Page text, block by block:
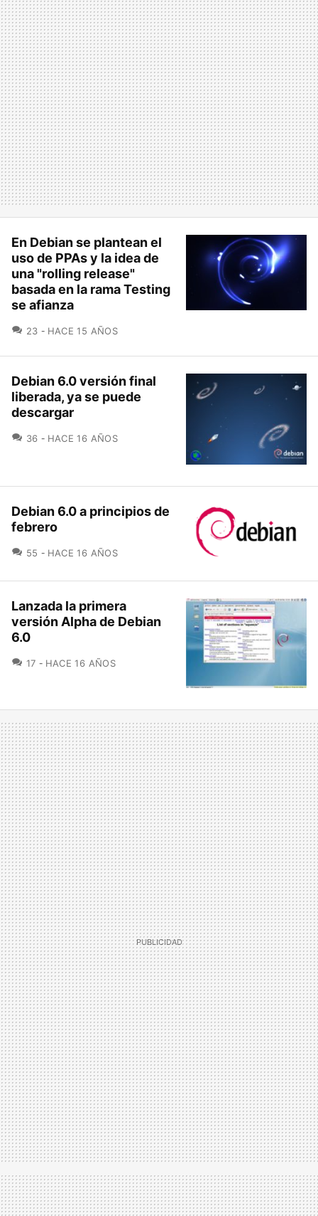
En Debian se plantean el
uso de PPAs y la idea de
una "rolling release"
basada en la rama Testing
se afianza
23 COMENTARIOS
HACE 15 AÑOS
Debian 6.0 versión final
liberada, ya se puede
descargar
36 COMENTARIOS
HACE 16 AÑOS
Debian 6.0 a principios de
febrero
55 COMENTARIOS
HACE 16 AÑOS
Lanzada la primera
versión Alpha de Debian
6.0
17 COMENTARIOS
HACE 16 AÑOS